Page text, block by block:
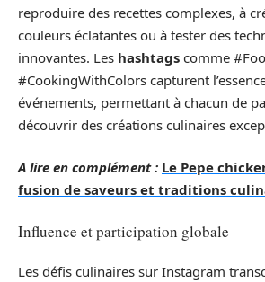
reproduire des recettes complexes, à
couleurs éclatantes ou à tester des
innovantes. Les hashtags comme
#CookingWithColors capturent
événements, permettant à chacun de
découvrir des créations culinaires
A lire en complément : Le Pepe
fusion de saveurs et traditions
Influence et participation globale
Les défis culinaires sur Instagram